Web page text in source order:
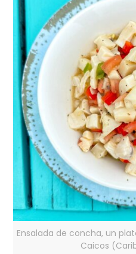
Ensalada de concha, un
Caicos